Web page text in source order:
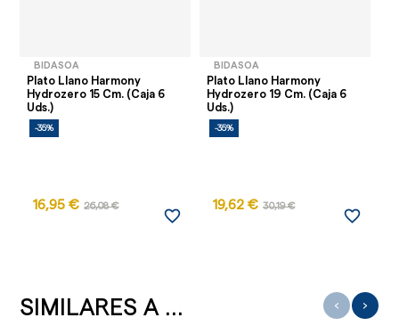
BIDASOA
Plato Llano Harmony
Hydrozero 15 Cm. (Caja 6
Uds.)
-35%
16,95 € 26,08 €
favorite_border
BIDASOA
Plato Llano Harmony
Hydrozero 19 Cm. (Caja 6
Uds.)
-35%
19,62 € 30,19 €
favorite_border
SIMILARES A ... ‹ ›